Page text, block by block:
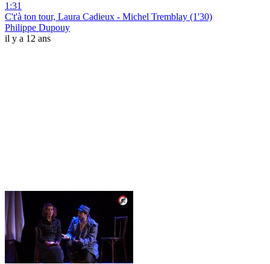
1:31
C't'à ton tour, Laura Cadieux - Michel Tremblay (1'30)
Philippe Dupouy
il y a 12 ans